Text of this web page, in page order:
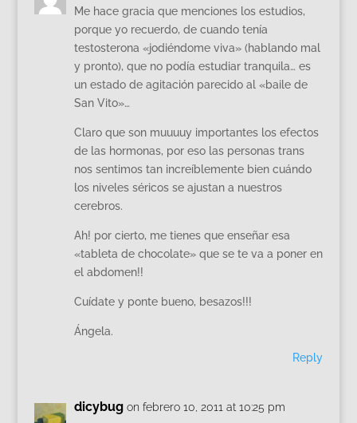
Me hace gracia que menciones los estudios,
porque yo recuerdo, de cuando tenía
testosterona «jodiéndome viva» (hablando mal
y pronto), que no podía estudiar tranquila… es
un estado de agitación parecido al «baile de
San Vito»…
Claro que son muuuuy importantes los efectos
de las hormonas, por eso las personas trans
nos sentimos tan increíblemente bien cuándo
los niveles séricos se ajustan a nuestros
cerebros.
Ah! por cierto, me tienes que enseñar esa
«tableta de chocolate» que se te va a poner en
el abdomen!!
Cuídate y ponte bueno, besazos!!!
Ángela.
Reply
dicybug on febrero 10, 2011 at 10:25 pm